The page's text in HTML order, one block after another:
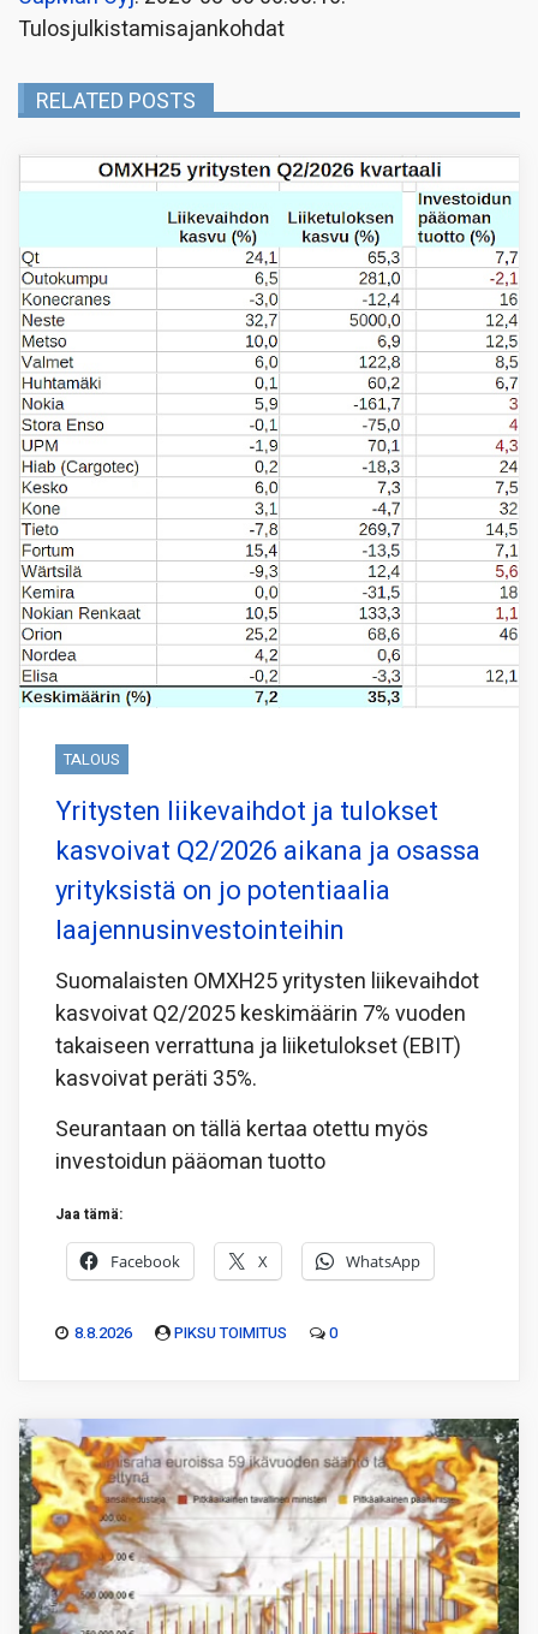
Tulosjulkistamisajankohdat
RELATED POSTS
TALOUS
Yritysten liikevaihdot ja tulokset
kasvoivat Q2/2026 aikana ja osassa
yrityksistä on jo potentiaalia
laajennusinvestointeihin
Suomalaisten OMXH25 yritysten liikevaihdot
kasvoivat Q2/2025 keskimäärin 7% vuoden
takaiseen verrattuna ja liiketulokset (EBIT)
kasvoivat peräti 35%.
Seurantaan on tällä kertaa otettu myös
investoidun pääoman tuotto
Jaa tämä:
Facebook X WhatsApp
8.8.2026 PIKSU TOIMITUS 0